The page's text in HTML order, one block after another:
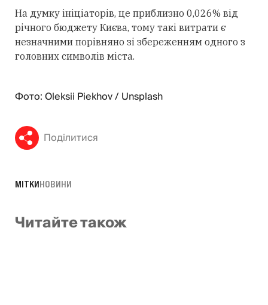
На думку ініціаторів, це приблизно 0,026% від
річного бюджету Києва, тому такі витрати є
незначними порівняно зі збереженням одного з
головних символів міста.
Фото: Oleksii Piekhov / Unsplash
Поділитися
МІТКИНОВИНИ
Читайте також